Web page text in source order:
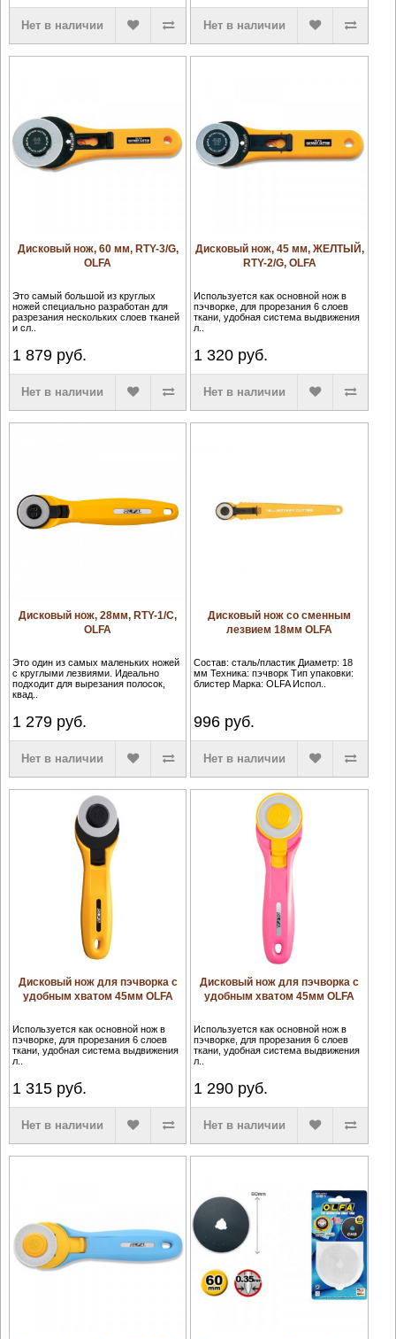
Нет в наличии Нет в наличии
Дисковый нож, 60 мм, RTY-3/G,
OLFA
Это самый большой из круглых
ножей специально разработан для
разрезания нескольких слоев тканей
и сл..
1 879руб.
Нет в наличии
Дисковый нож, 45 мм, ЖЕЛТЫЙ,
RTY-2/G, OLFA
Используется как основной нож в
пэчворке, для прорезания 6 слоев
ткани, удобная система выдвижения
л..
1 320 руб.
Нет в наличии
Дисковый нож, 28мм, RTY-1/C,
OLFA
Это один из самых маленьких ножей
с круглыми лезвиями. Идеально
подходит для вырезания полосок,
квад..
1 279руб.
Нет в наличии
Дисковый нож со сменным
лезвием 18мм OLFA
Состав: сталь/пластик Диаметр: 18
мм Техника: пэчворк Тип упаковки:
блистер Марка: OLFA Испол..
996 руб.
Нет в наличии
Дисковый нож для пэчворка с
удобным хватом 45мм OLFA
Используется как основной нож в
пэчворке, для прорезания 6 слоев
ткани, удобная система выдвижения
л..
1 315руб.
Нет в наличии
Дисковый нож для пэчворка с
удобным хватом 45мм OLFA
Используется как основной нож в
пэчворке, для прорезания 6 слоев
ткани, удобная система выдвижения
л..
1 290 руб.
Нет в наличии